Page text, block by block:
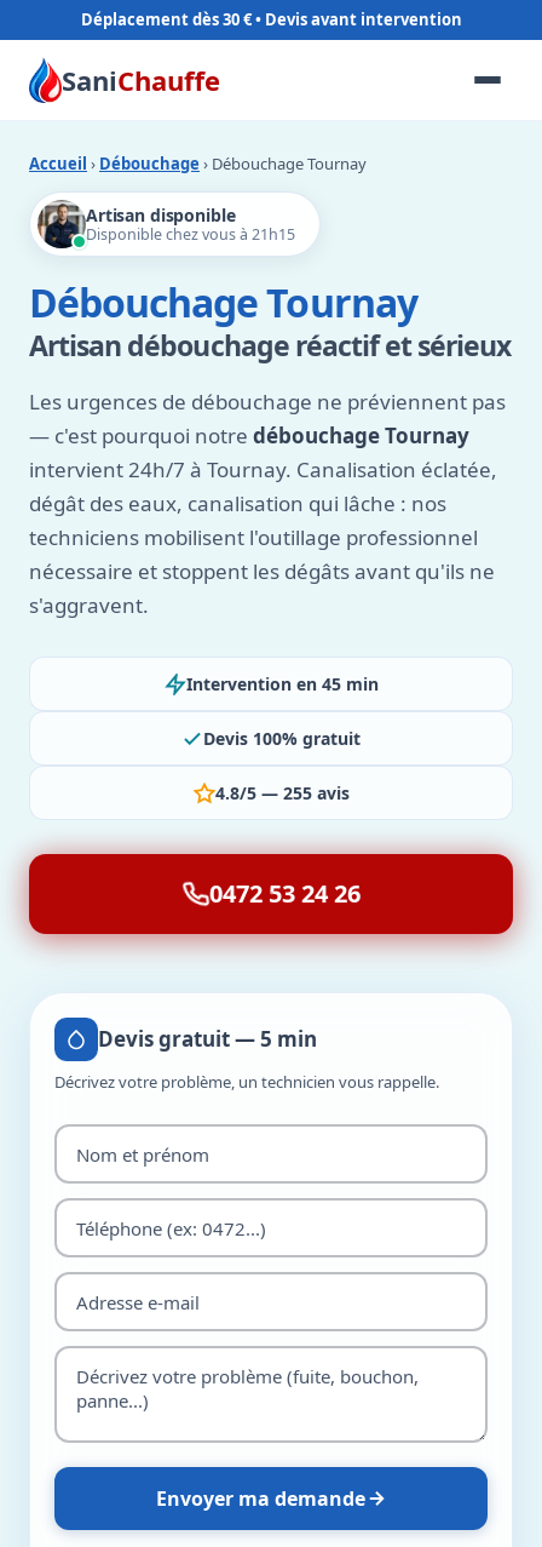
Déplacement dès 30 €
SaniChauffe
Accueil › Débouchage › Débouchage Tournay
Artisan disponible
Disponible chez vous à 21h15
Débouchage Tournay
Artisan débouchage réactif et sérieux
Les urgences de débouchage ne préviennent pas
— c'est pourquoi notre débouchage Tournay
intervient 24h/7 à Tournay. Canalisation éclatée,
dégât des eaux, canalisation qui lâche : nos
techniciens mobilisent l'outillage professionnel
nécessaire et stoppent les dégâts avant qu'ils ne
s'aggravent.
Intervention en 45 min
Devis 100% gratuit
4.8/5 — 255 avis
0472 53 24 26
Devis gratuit — 5 min
Décrivez votre problème, un technicien vous rappelle.
Envoyer ma demande